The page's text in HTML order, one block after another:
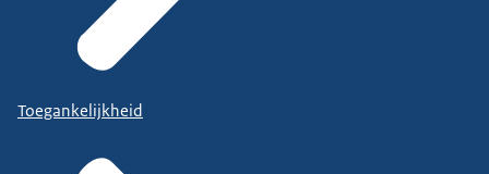
Toegankelijkheid